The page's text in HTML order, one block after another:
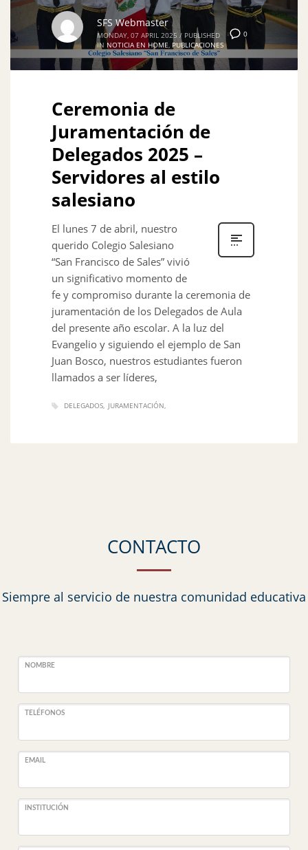
0
SFS Webmaster
MONDAY, 07 APRIL 2025 / PUBLISHED
IN NOTICIA EN HOME, PUBLICACIONES
Ceremonia de
Juramentación de
Delegados 2025 –
Servidores al estilo
salesiano
El lunes 7 de abril, nuestro
querido Colegio Salesiano
“San Francisco de Sales” vivió
un significativo momento de
fe y compromiso durante la ceremonia de
juramentación de los Delegados de Aula
del presente año escolar. A la luz del
Evangelio y siguiendo el ejemplo de San
Juan Bosco, nuestros estudiantes fueron
llamados a ser líderes,
DELEGADOS JURAMENTACIÓN
CONTACTO
Siempre al servicio de nuestra comunidad educativa
NOMBRE
TELÉFONOS
EMAIL
INSTITUCIÓN